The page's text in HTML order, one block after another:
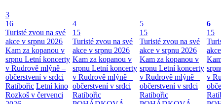
3
16
Turisté zvou na své
akce v srpnu 2026
Kam za kopanou v
srpnu Letní koncerty
v Rudrově mlýně –
občerstvení v srdci
Ratibořic Letní kino
Rozkoš v červenci
4
15
Turisté zvou na své
akce v srpnu 2026
Kam za kopanou v
srpnu Letní koncerty
v Rudrově mlýně –
občerstvení v srdci
Ratibořic
5
15
Turisté zvou na své
akce v srpnu 2026
Kam za kopanou v
srpnu Letní koncerty
v Rudrově mlýně –
občerstvení v srdci
Ratibořic
6
15
v